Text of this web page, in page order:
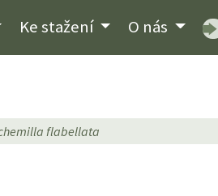
Ke stažení O nás
flabellata